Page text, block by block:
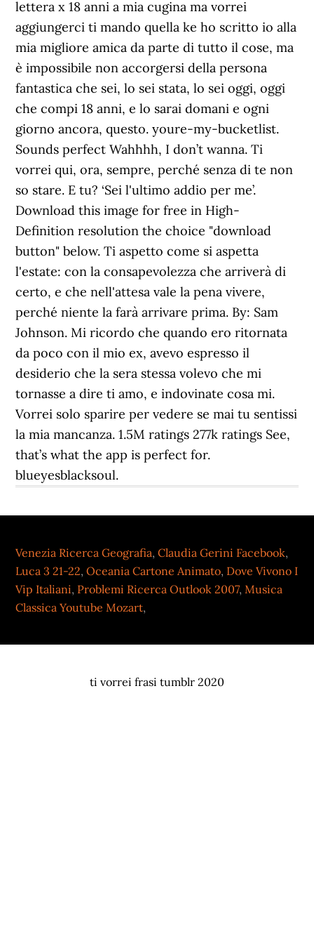
Venezia Ricerca Geografia,Claudia Gerini Facebook,
Luca 3 21-22,Oceania Cartone Animato, Dove Vivono I
Vip Italiani, Problemi Ricerca Outlook 2007,Musica
Classica Youtube Mozart,
ti vorrei frasi tumblr 2020